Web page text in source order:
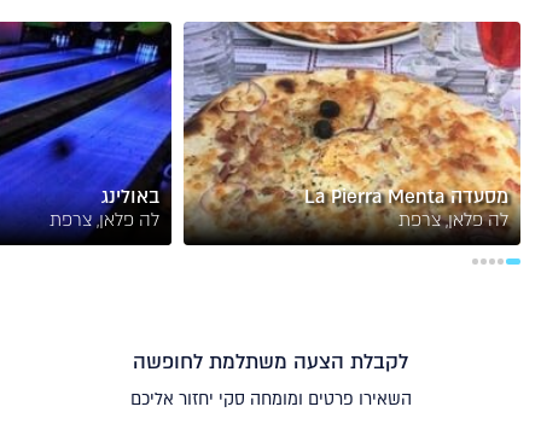
מסעדה La Pierra Menta
לה פלאן, צרפת
באולינג
לה פלאן, צרפת
לקבלת הצעה משתלמת לחופשה
השאירו פרטים ומומחה סקי יחזור אליכם